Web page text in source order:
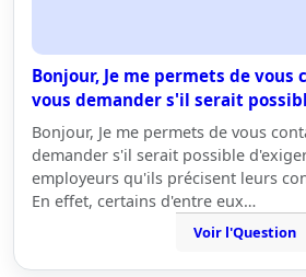
Bonjour, Je me permets de
vous demander s'il serait
Bonjour, Je me permets de vous
demander s'il serait possible
employeurs qu'ils précisent leurs
En effet, certains d'entre eux…
Voir l'Question